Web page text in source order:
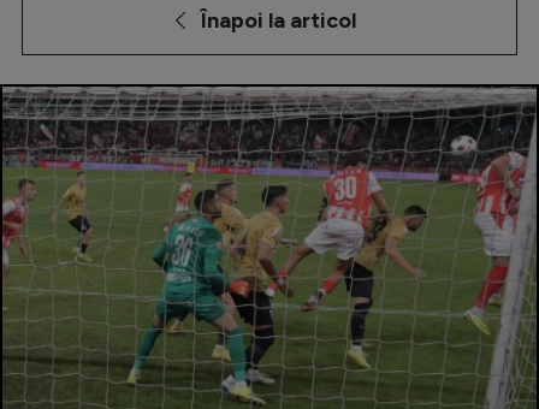
Champions League
Europa League
Conference League
CM 2026
Premier League
LaLiga
Serie A
Înapoi la articol